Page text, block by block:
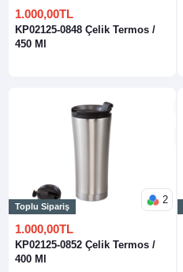
1.000,00TL
KP02125-0848 Çelik Termos /
450 Ml
Toplu Sipariş
2
1.000,00TL
KP02125-0852 Çelik Termos /
400 Ml